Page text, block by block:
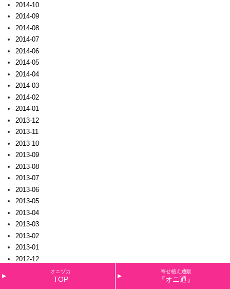
2014-10
2014-09
2014-08
2014-07
2014-06
2014-05
2014-04
2014-03
2014-02
2014-01
2013-12
2013-11
2013-10
2013-09
2013-08
2013-07
2013-06
2013-05
2013-04
2013-03
2013-02
2013-01
2012-12
オニヅカ
TOP
寄せ植え通販
『オニ通』